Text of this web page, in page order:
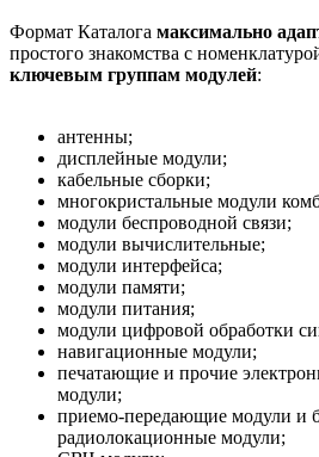
Формат Каталога максимально
простого знакомства с
ключевым группам модулей:
антенны;
дисплейные модули;
кабельные сборки;
многокристальные модули
модули беспроводной связи;
модули вычислительные;
модули интерфейса;
модули памяти;
модули питания;
модули цифровой обработки
навигационные модули;
печатающие и прочие
модули;
приемо-передающие модули и
радиолокационные модули;